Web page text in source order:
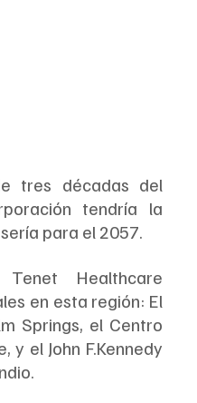
tres décadas del
tendría la
para el 2057.
Healthcare
en esta región: El
Springs, el Centro
y el John F.Kennedy